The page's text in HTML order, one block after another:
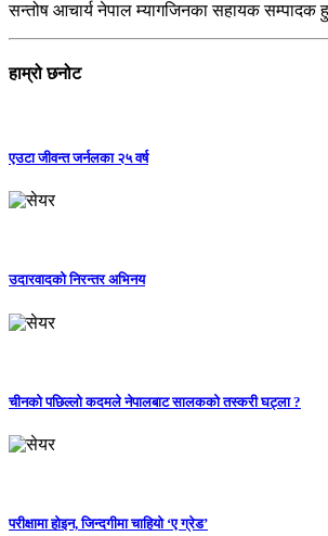
सन्तोष आचार्य नेपाल म्यागजिनका सहायक सम्पादक
हाम्रो छनोट
एउटा जीवन्त जर्नलका २५ वर्ष
उदारवादको निरन्तर अभिनय
चीनको पछिल्लो कदमले नेपालबाट सालकको तस्करी घट्ला ?
परीक्षामा होइन, जिन्दगीमा चाहियो ‘ए ग्रेड’